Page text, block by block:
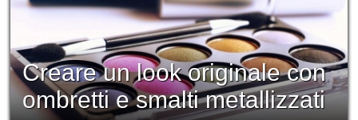
Creare un look originale con
ombretti e smalti metallizzati